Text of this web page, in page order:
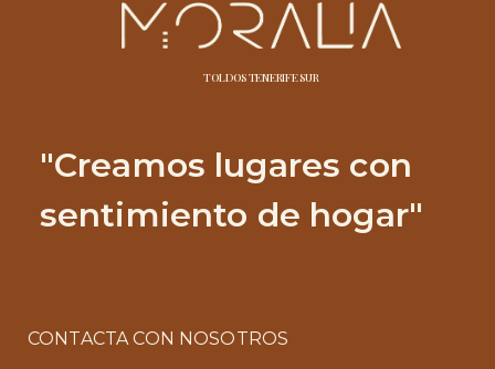
TOLDOS TENERIFE SUR
"Creamos lugares con
sentimiento de hogar"
CONTACTA CON NOSOTROS